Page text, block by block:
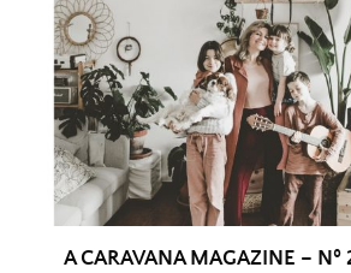
A CARAVANA MAGAZINE – Nº